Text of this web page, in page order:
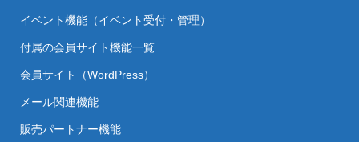
イベント機能（イベント受付・管理）
付属の会員サイト機能一覧
会員サイト（WordPress）
メール関連機能
販売パートナー機能